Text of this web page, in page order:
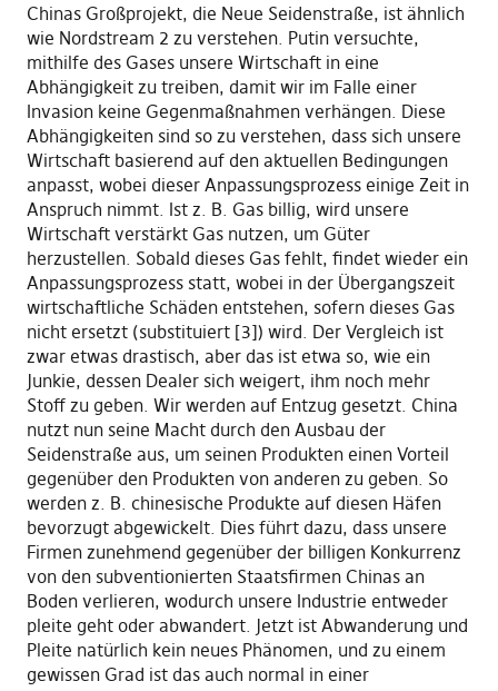
Chinas Großprojekt, die Neue Seidenstraße, ist ähnlich
wie Nordstream 2 zu verstehen. Putin versuchte,
mithilfe des Gases unsere Wirtschaft in eine
Abhängigkeit zu treiben, damit wir im Falle einer
Invasion keine Gegenmaßnahmen verhängen. Diese
Abhängigkeiten sind so zu verstehen, dass sich unsere
Wirtschaft basierend auf den aktuellen Bedingungen
anpasst, wobei dieser Anpassungsprozess einige Zeit in
Anspruch nimmt. Ist z. B. Gas billig, wird unsere
Wirtschaft verstärkt Gas nutzen, um Güter
herzustellen. Sobald dieses Gas fehlt, findet wieder ein
Anpassungsprozess statt, wobei in der Übergangszeit
wirtschaftliche Schäden entstehen, sofern dieses Gas
nicht ersetzt (substituiert [3]) wird. Der Vergleich ist
zwar etwas drastisch, aber das ist etwa so, wie ein
Junkie, dessen Dealer sich weigert, ihm noch mehr
Stoff zu geben. Wir werden auf Entzug gesetzt. China
nutzt nun seine Macht durch den Ausbau der
Seidenstraße aus, um seinen Produkten einen Vorteil
gegenüber den Produkten von anderen zu geben. So
werden z. B. chinesische Produkte auf diesen Häfen
bevorzugt abgewickelt. Dies führt dazu, dass unsere
Firmen zunehmend gegenüber der billigen Konkurrenz
von den subventionierten Staatsfirmen Chinas an
Boden verlieren, wodurch unsere Industrie entweder
pleite geht oder abwandert. Jetzt ist Abwanderung und
Pleite natürlich kein neues Phänomen, und zu einem
gewissen Grad ist das auch normal in einer